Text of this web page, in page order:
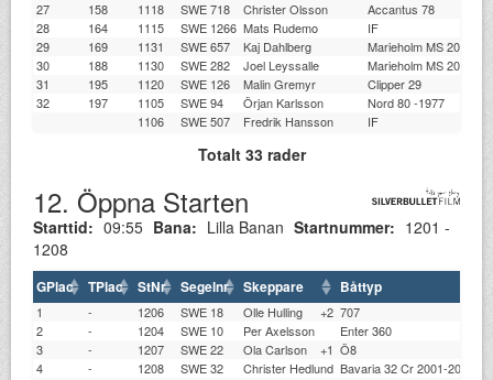
27
158 1118 SWE 718 Christer Olsson
Accantus 78
28
164 1115 SWE 1266 Mats Rudemo
IF
29
169 1131 SWE 657 Kaj Dahlberg
Marieholm MS 20
30
188 1130 SWE 282 Joel Leyssalle
Marieholm MS 20
31
195 1120 SWE 126 Malin Gremyr
Clipper 29
32
197 1105 SWE 94 Örjan Karlsson
Nord 80 -1977
1106
SWE 507 Fredrik Hansson IF
Totalt 33 rader
12. Öppna Starten
Starttid: 09:55 Bana: Lilla Banan Startnummer: 1201 -
1208
GPlac TPlac StNr Segelnr Skeppare Båttyp
1 - 1206 SWE 18 Olle Hulling +2 707
2
- 1204 SWE 10 Per Axelsson Enter 360
3
- 1207 SWE 22 Ola Carlson +1 Ö8
4
- 1208 SWE 32 Christer Hedlund Bavaria 32 Cr 2001-2005